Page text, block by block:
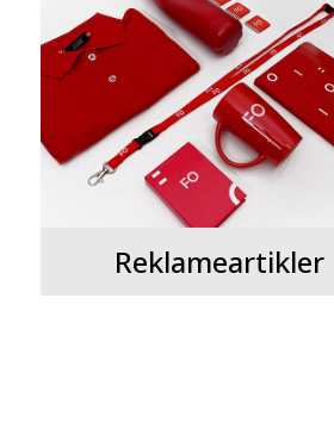
Reklameartikler